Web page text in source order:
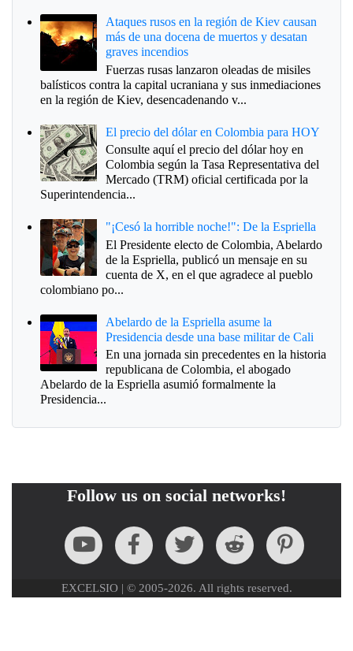
Ataques rusos en la región de Kiev causan
más de una docena de muertos y desatan
graves incendios
Fuerzas rusas lanzaron oleadas de misiles
balísticos contra la capital ucraniana y sus inmediaciones
en la región de Kiev, desencadenando v...
El precio del dólar en Colombia para HOY
Consulte aquí el precio del dólar hoy en
Colombia según la Tasa Representativa del
Mercado (TRM) oficial certificada por la
Superintendencia...
"¡Cesó la horrible noche!": De la Espriella
El Presidente electo de Colombia, Abelardo
de la Espriella, publicó un mensaje en su
cuenta de X, en el que agradece al pueblo
colombiano po...
Abelardo de la Espriella asume la
Presidencia desde una base militar de Cali
En una jornada sin precedentes en la historia
republicana de Colombia, el abogado
Abelardo de la Espriella asumió formalmente la
Presidencia...
Follow us on social networks!
EXCELSIO | © 2005-2026. All rights reserved.